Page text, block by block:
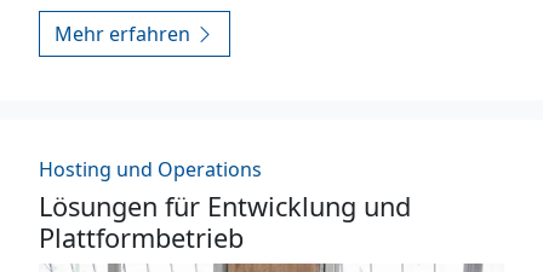
Mehr erfahren
Hosting und Operations
Lösungen für Entwicklung und
Plattformbetrieb